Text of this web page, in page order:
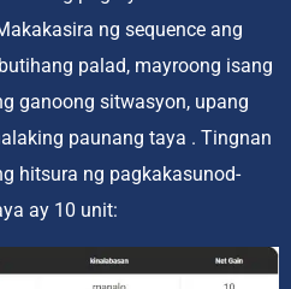
ng sequence ang
palad, mayroong isang
ganoong sitwasyon, upang
paunang taya . Tingnan
hitsura ng pagkakasunod-
ay 10 unit: